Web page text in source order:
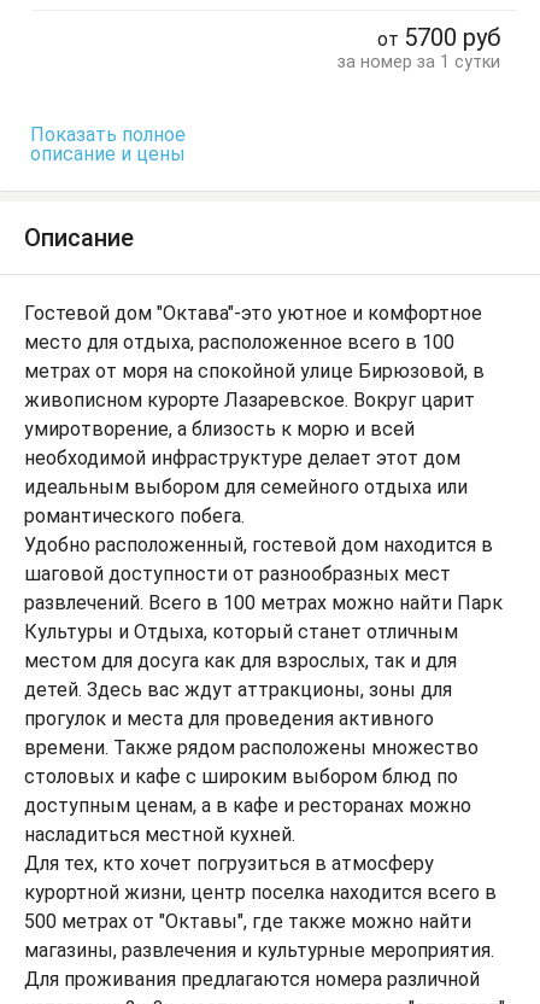
от 5700 руб
за номер за 1 сутки
Показать полное
описание и цены
Описание
Гостевой дом "Октава"-это уютное и комфортное
место для отдыха, расположенное всего в 100
метрах от моря на спокойной улице Бирюзовой, в
живописном курорте Лазаревское. Вокруг царит
умиротворение, а близость к морю и всей
необходимой инфраструктуре делает этот дом
идеальным выбором для семейного отдыха или
романтического побега.
Удобно расположенный, гостевой дом находится в
шаговой доступности от разнообразных мест
развлечений. Всего в 100 метрах можно найти Парк
Культуры и Отдыха, который станет отличным
местом для досуга как для взрослых, так и для
детей. Здесь вас ждут аттракционы, зоны для
прогулок и места для проведения активного
времени. Также рядом расположены множество
столовых и кафе с широким выбором блюд по
доступным ценам, а в кафе и ресторанах можно
насладиться местной кухней.
Для тех, кто хочет погрузиться в атмосферу
курортной жизни, центр поселка находится всего в
500 метрах от "Октавы", где также можно найти
магазины, развлечения и культурные мероприятия.
Для проживания предлагаются номера различной